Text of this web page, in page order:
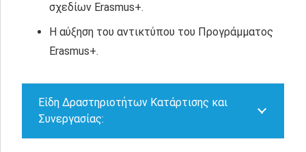
σχεδίων Erasmus+.
H αύξηση του αντικτύπου του Προγράμματος
Erasmus+.
Είδη Δραστηριοτήτων Κατάρτισης και
Συνεργασίας: